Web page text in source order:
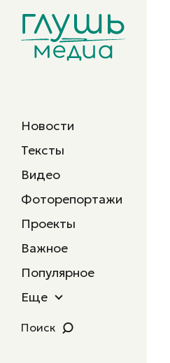
Новости
Тексты
Видео
Фоторепортажи
Проекты
Важное
Популярное
Еще
Поиск